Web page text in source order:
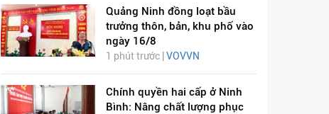
Quảng Ninh đồng loạt bầu
trưởng thôn, bản, khu phố vào
ngày 16/8
1 phút trước | VOVVN
Chính quyền hai cấp ở Ninh
Bình: Nâng chất lượng phục